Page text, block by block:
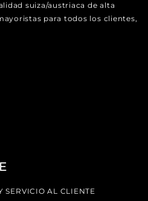
suiza/austriaca de alta
para todos los clientes,
SERVICIO AL CLIENTE